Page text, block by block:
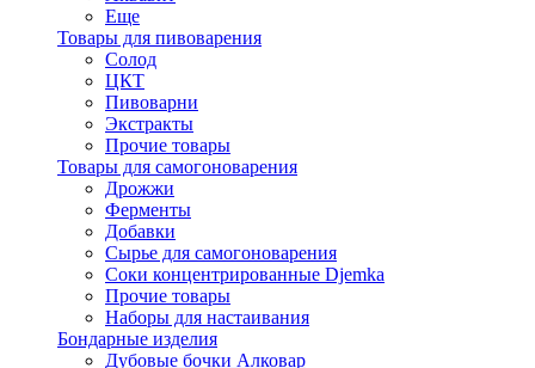
Еще
Товары для пивоварения
Солод
ЦКТ
Пивоварни
Экстракты
Прочие товары
Товары для самогоноварения
Дрожжи
Ферменты
Добавки
Сырье для самогоноварения
Соки концентрированные Djemka
Прочие товары
Наборы для настаивания
Бондарные изделия
Дубовые бочки Алковар